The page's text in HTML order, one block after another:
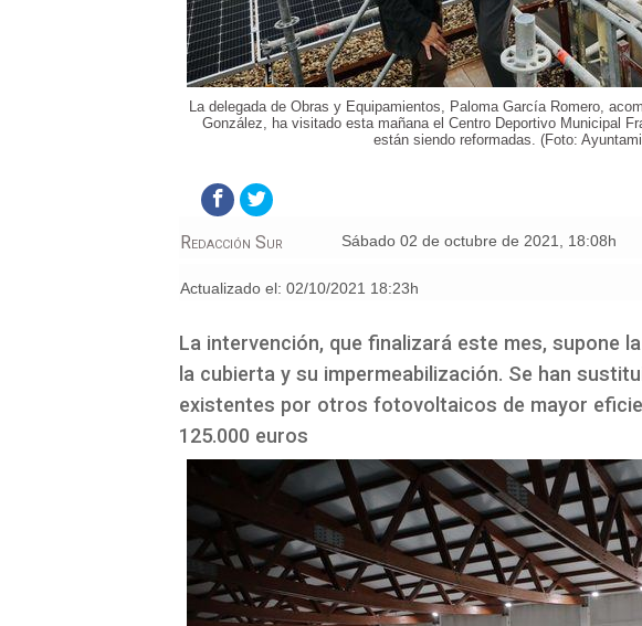
La delegada de Obras y Equipamientos, Paloma García Romero,
González, ha visitado esta mañana el Centro Deportivo Municipal
están siendo reformadas. (Foto:
sábado 02 de octubre de 2021, 18:08h
Redacción Sur
Actualizado el: 02/10/2021 18:23h
La intervención, que finalizará este mes, supone
la cubierta y su impermeabilización. Se han
existentes por otros fotovoltaicos de mayor
125.000 euros